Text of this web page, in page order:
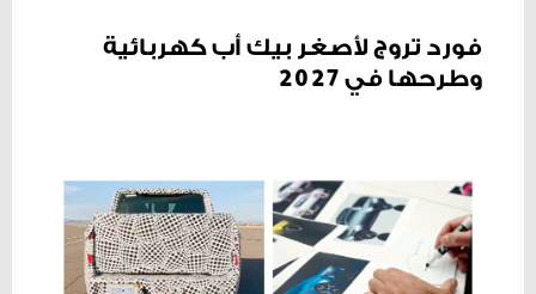
فورد تروج لأصغر بيك أب كهربائية
وطرحها في 2027